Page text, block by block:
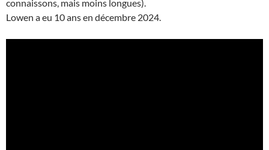
connaissons, mais moins longues).
Lowen a eu 10 ans en décembre 2024.